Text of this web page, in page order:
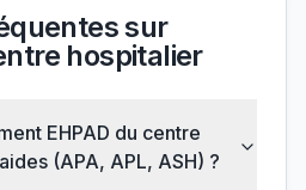
sur
hospitalier
EHPAD du centre
(APA, APL, ASH) ?